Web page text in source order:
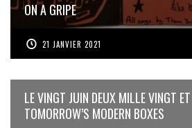
ON A GRIPE
21 JANVIER 2021
LE VINGT JUIN DEUX MILLE VINGT
TOMORROW’S MODERN BOXES